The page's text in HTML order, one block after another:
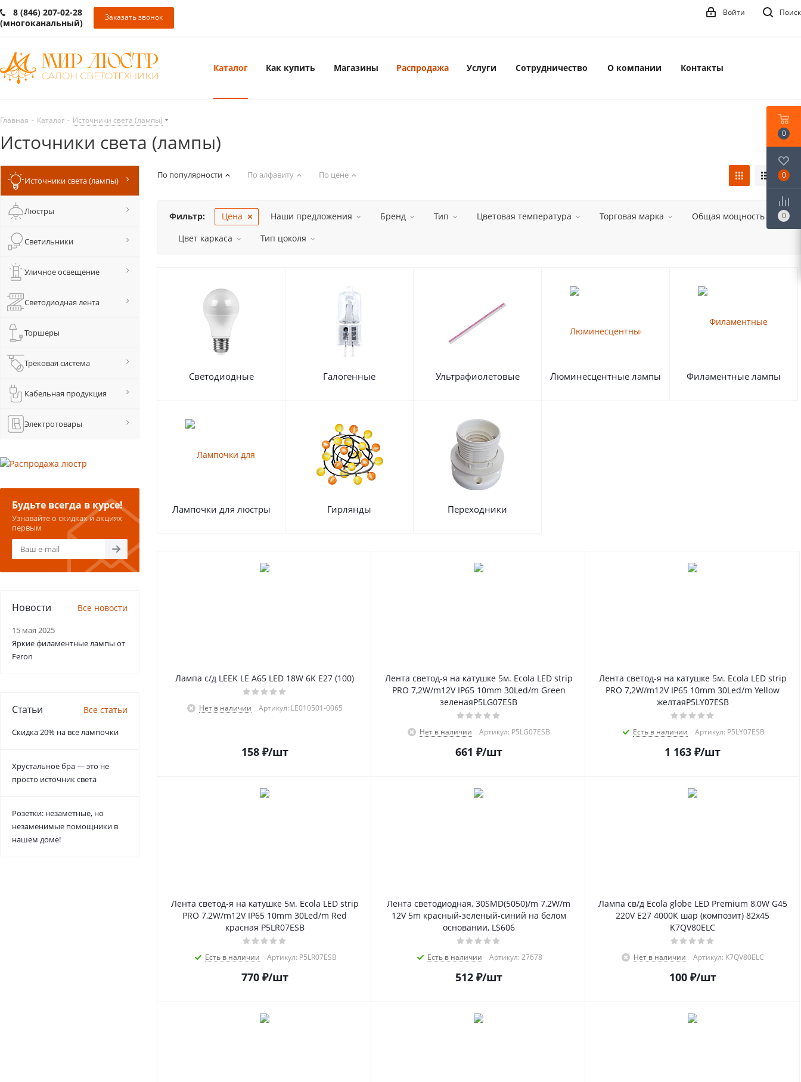
8 (846) 207-02-28
(многоканальный)
Заказать звонок Поиск
Войти
Каталог Как купить Магазины Распродажа Услуги Сотрудничество О компании Контакты
Главная - Каталог - Источники света (лампы)
Источники света (лампы)
По популярности По алфавиту По цене
Фильтр: Цена Наши предложения Бренд Тип Цветовая температура Торговая марка
Общая мощность
Цвет каркаса
Тип цоколя
Светодиодные Галогенные Ультрафиолетовые Люминесцентные лампы Филаментные лампы
Лампочки для люстры Гирлянды Переходники
Лампа с/д LEEK LE A65 LED 18W 6K E27 (100)
Нет в наличии Артикул: LE010501-0065
158₽/шт
Лента светод-я на катушке 5м. Ecola LED strip
PRO 7,2W/m12V IP65 10mm 30Led/m Green
зеленаяP5LG07ESB
Нет в наличии Артикул: P5LG07ESB
661 ₽/шт
Лента светод-я на катушке 5м. Ecola LED strip
PRO 7,2W/m12V IP65 10mm 30Led/m Yellow
желтаяP5LY07ESB
Есть в наличии Артикул: P5LY07ESB
1 163 ₽/шт
Лента светод-я на катушке 5м. Ecola LED strip
PRO 7,2W/m12V IP65 10mm 30Led/m Red
красная P5LR07ESB
Есть в наличии Артикул: P5LR07ESB
770₽/шт
Лента светодиодная, 30SMD(5050)/m 7,2W/m
12V 5m красный-зеленый-синий на белом
основании, LS606
Есть в наличии Артикул: 27678
512₽/шт
Лампа св/д Ecola globe LED Premium 8,0W G45
220V Е27 4000К шар (композит) 82х45
K7QV80ELC
Нет в наличии Артикул: K7QV80ELC
100₽/шт
Источники света (лампы)
Люстры
Светильники
Уличное освещение
Светодиодная лента
Торшеры
Трековая система
Кабельная продукция
Электротовары
Будьте всегда в курсе!
Узнавайте о скидках и акциях
первым
Новости Все новости
15 мая 2025
Яркие филаментные лампы от
Feron
Статьи Все статьи
Скидка 20% на все лампочки
Хрустальное бра — это не
просто источник света
Розетки: незаметные, но
незаменимые помощники в
нашем доме!
0
0
0